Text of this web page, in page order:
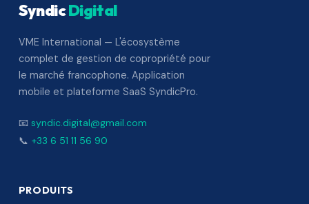
SyndicDigital
VME International — L'écosystème
complet de gestion de copropriété pour
le marché francophone. Application
mobile et plateforme SaaS SyndicPro.
📧 syndic.digital@gmail.com
📞 +33 6 51 11 56 90
PRODUITS